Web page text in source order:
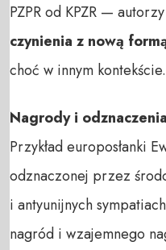
PZPR od KPZR —
czynienia z nową
choć w innym
Nagrody i odznaczenia
Przykład europosłanki
odznaczonej przez
i antyunijnych
nagród i wzajemnego